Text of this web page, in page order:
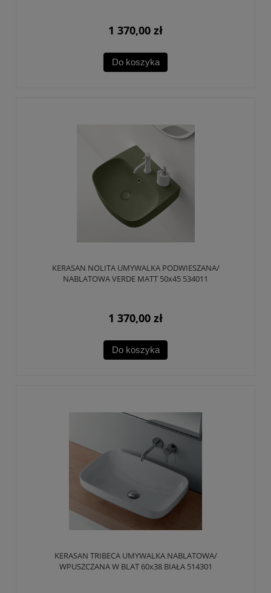
1 370,00 zł
Do koszyka
KERASAN NOLITA UMYWALKA PODWIESZANA/
NABLATOWA VERDE MATT 50x45 534011
1 370,00 zł
Do koszyka
KERASAN TRIBECA UMYWALKA NABLATOWA/
WPUSZCZANA W BLAT 60x38 BIAŁA 514301